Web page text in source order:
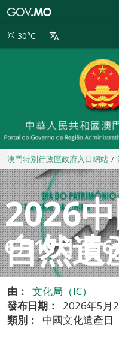
別
30°C
澳門特別行政區政府入口網站
2026
自然遺
6月13日 至 6
由：
文化局（IC）
發布日期：
2026年5月
類別：
中國文化遺產日